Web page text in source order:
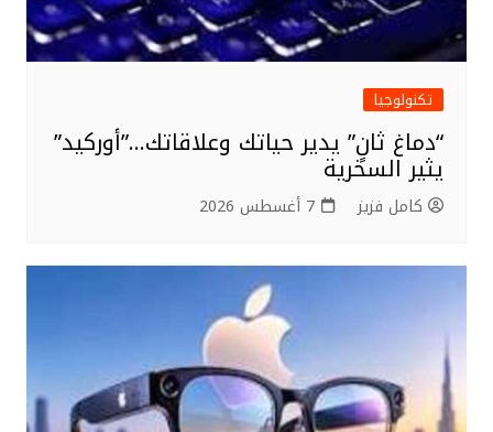
تكنولوجيا
“دماغ ثانٍ” يدير حياتك وعلاقاتك…”أوركيد”
يثير السخرية
كامل فزيز 7 أغسطس 2026